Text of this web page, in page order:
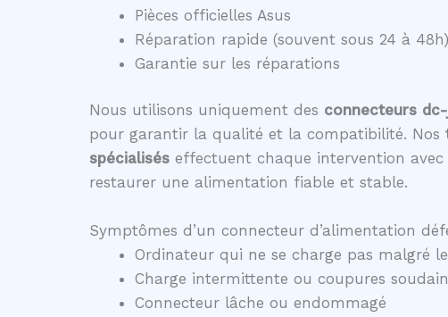
Pièces officielles Asus
Réparation rapide (souvent sous 24 à 48h)
Garantie sur les réparations
Nous utilisons uniquement des connecteurs
pour garantir la qualité et la compatibilité. Nos
spécialisés effectuent chaque intervention
restaurer une alimentation fiable et stable.
Symptômes d’un connecteur d’alimentation
Ordinateur qui ne se charge pas malgré
Charge intermittente ou coupures
Connecteur lâche ou endommagé